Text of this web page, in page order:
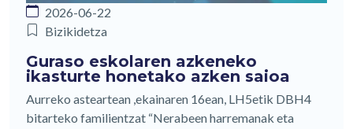
2026-06-22
Bizikidetza
Guraso eskolaren azkeneko
ikasturte honetako azken saioa
Aurreko asteartean ,ekainaren 16ean, LH5etik DBH4
bitarteko familientzat “Nerabeen harremanak eta